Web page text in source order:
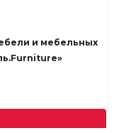
и мебельных